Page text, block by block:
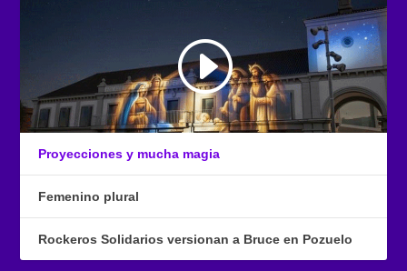
Proyecciones y mucha magia
Femenino plural
Rockeros Solidarios versionan a Bruce en Pozuelo